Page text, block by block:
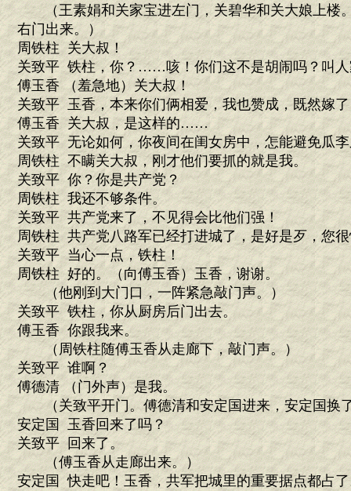
（王素娟和关家宝进左门，关碧华和关大娘上楼
右门出来。）
周铁柱 关大叔！
关致平 铁柱，你？……咳！你们这不是胡闹吗？叫人
傅玉香 （羞急地）关大叔！
关致平 玉香，本来你们俩相爱，我也赞成，既然嫁
傅玉香 关大叔，是这样的……
关致平 无论如何，你夜间在闺女房中，怎能避免瓜
周铁柱 不瞒关大叔，刚才他们要抓的就是我。
关致平 你？你是共产党？
周铁柱 我还不够条件。
关致平 共产党来了，不见得会比他们强！
周铁柱 共产党八路军已经打进城了，是好是歹，您
关致平 当心一点，铁柱！
周铁柱 好的。（向傅玉香）玉香，谢谢。
（他刚到大门口，一阵紧急敲门声。）
关致平 铁柱，你从厨房后门出去。
傅玉香 你跟我来。
（周铁柱随傅玉香从走廊下，敲门声。）
关致平 谁啊？
傅德清 （门外声）是我。
（关致平开门。傅德清和安定国进来，安定国换
安定国 玉香回来了吗？
关致平 回来了。
（傅玉香从走廊出来。）
安定国 快走吧！玉香，共军把城里的重要据点都占